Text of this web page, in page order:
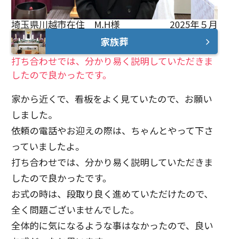
埼玉県川越市在住 M.H様
2025年５月
家族葬
打ち合わせでは、分かり易く説明していただきま
したので良かったです。
家から近くで、看板をよく見ていたので、お願い
しました。
依頼の電話やお迎えの際は、ちゃんとやって下さ
っていましたよ。
打ち合わせでは、分かり易く説明していただきま
したので良かったです。
お式の時は、段取り良く進めていただけたので、
全く問題ございませんでした。
全体的に気になるような事はなかったので、良い